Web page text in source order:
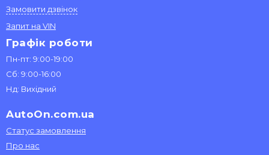
Замовити дзвінок
Запит на VIN
Графік роботи
Пн-пт: 9:00-19:00
Сб: 9:00-16:00
Нд: Вихідний
AutoOn.com.ua
Статус замовлення
Про нас